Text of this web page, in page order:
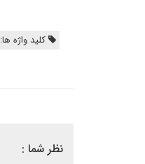
کلید واژه ها:
نظر شما :